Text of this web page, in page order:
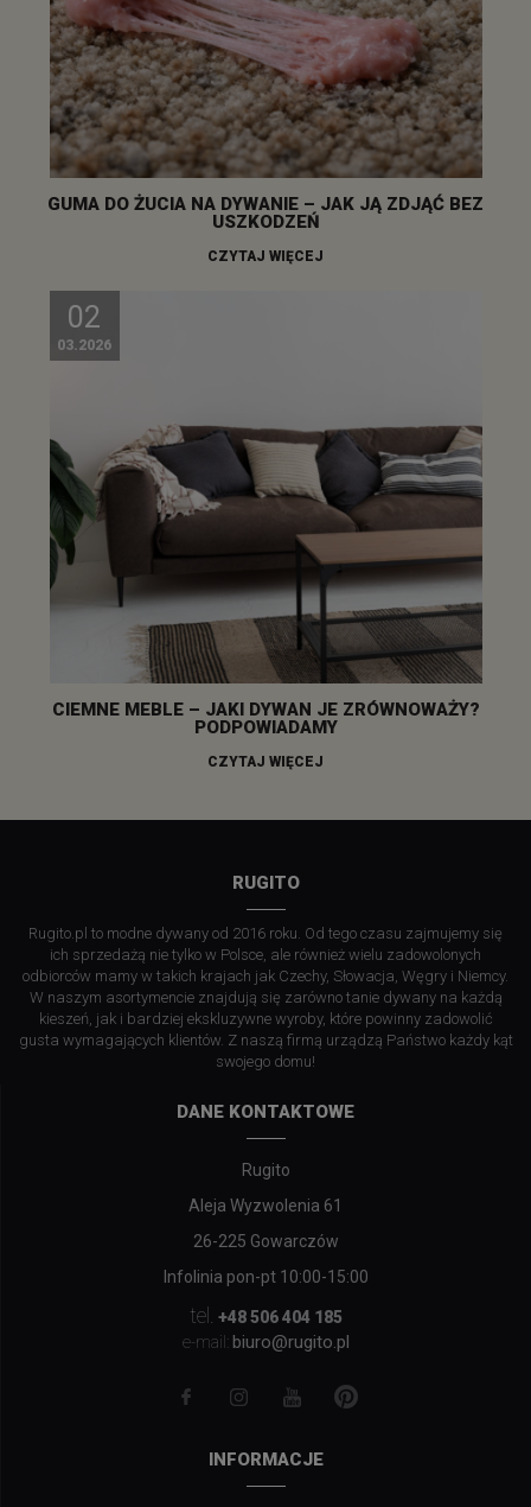
GUMA DO ŻUCIA NA DYWANIE – JAK JĄ ZDJĄĆ BEZ
USZKODZEŃ
CZYTAJ WIĘCEJ
02
03.2026
CIEMNE MEBLE – JAKI DYWAN JE ZRÓWNOWAŻY?
PODPOWIADAMY
CZYTAJ WIĘCEJ
RUGITO
Rugito.pl to modne dywany od 2016 roku. Od tego czasu zajmujemy się
ich sprzedażą nie tylko w Polsce, ale również wielu zadowolonych
odbiorców mamy w takich krajach jak Czechy, Słowacja, Węgry i Niemcy.
W naszym asortymencie znajdują się zarówno tanie dywany na każdą
kieszeń, jak i bardziej ekskluzywne wyroby, które powinny zadowolić
gusta wymagających klientów. Z naszą firmą urządzą Państwo każdy kąt
swojego domu!
DANE KONTAKTOWE
Rugito
Aleja Wyzwolenia 61
26-225 Gowarczów
Infolinia pon-pt 10:00-15:00
tel. +48 506 404 185
e-mail: biuro@rugito.pl
INFORMACJE